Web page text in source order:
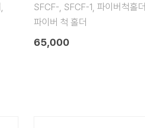
SFCF-, SFCF-1, 파이버척홀더,
파이버 척 홀더
65,000